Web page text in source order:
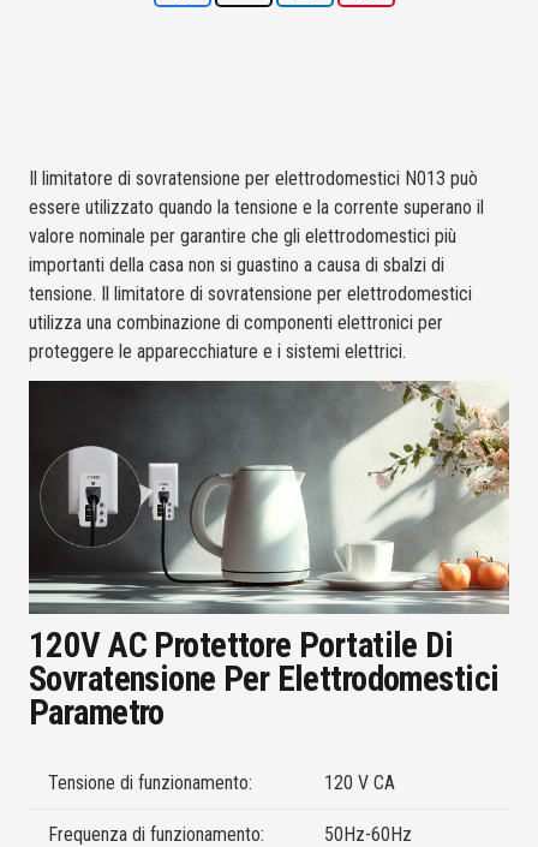
Il limitatore di sovratensione per elettrodomestici N013 può
essere utilizzato quando la tensione e la corrente superano il
valore nominale per garantire che gli elettrodomestici più
importanti della casa non si guastino a causa di sbalzi di
tensione. Il limitatore di sovratensione per elettrodomestici
utilizza una combinazione di componenti elettronici per
proteggere le apparecchiature e i sistemi elettrici.
120V AC Protettore Portatile Di
Sovratensione Per Elettrodomestici
Parametro
Tensione di funzionamento: 120 V CA
Frequenza di funzionamento: 50Hz-60Hz